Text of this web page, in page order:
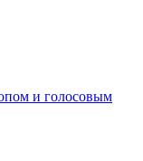
и голосовым